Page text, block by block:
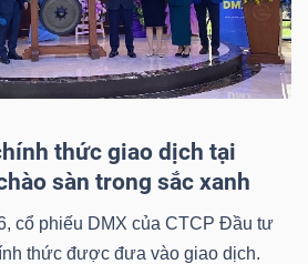
thức giao dịch tại
sàn trong sắc xanh
cổ phiếu DMX của CTCP Đầu tư
thức được đưa vào giao dịch.